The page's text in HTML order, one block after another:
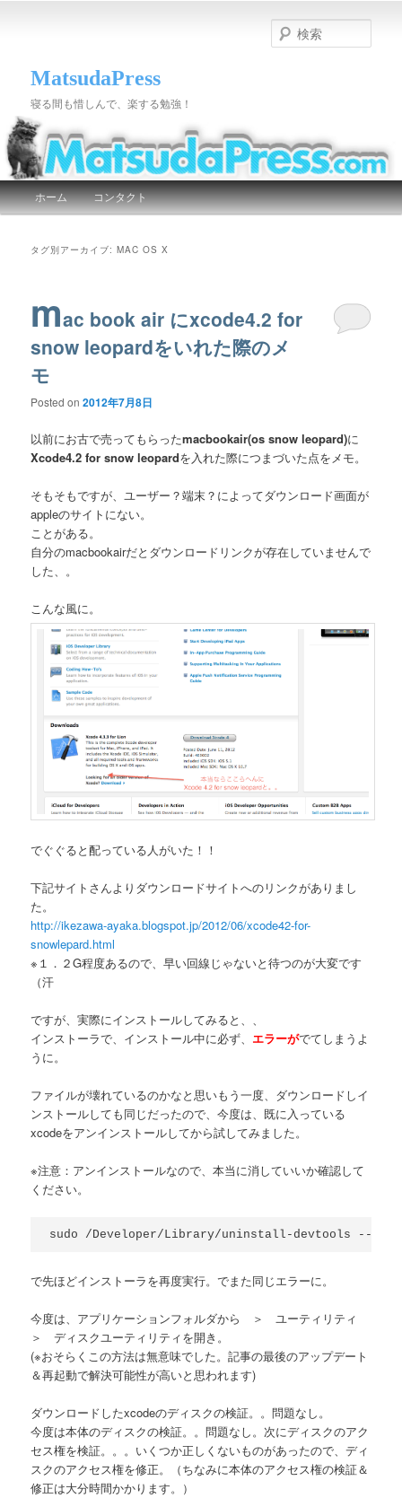
MatsudaPress
寝る間も惜しんで、楽する勉強！
索
メインメニュー
メインコンテンツへ移動
サブコンテンツへ移動
ホーム コンタクト
タグ別アーカイブ:MAC OS X
mac book air にxcode4.2 for
snow leopardをいれた際のメ
モ
Posted on2012年7月8日
以前にお古で売ってもらったmacbookair(os snow leopard)に
Xcode4.2 for snow leopardを入れた際につまづいた点をメモ。
そもそもですが、ユーザー？端末？によってダウンロード画面が
appleのサイトにない。
ことがある。
自分のmacbookairだとダウンロードリンクが存在していませんで
した、。
こんな風に。
でぐぐると配っている人がいた！！
下記サイトさんよりダウンロードサイトへのリンクがありまし
た。
http://ikezawa-ayaka.blogspot.jp/2012/06/xcode42-for-
snowlepard.html
※１．２G程度あるので、早い回線じゃないと待つのが大変です
（汗
ですが、実際にインストールしてみると、、
インストーラで、インストール中に必ず、 エラーがでてしまうよ
うに。
ファイルが壊れているのかなと思いもう一度、ダウンロードしイ
ンストールしても同じだったので、今度は、既に入っている
xcodeをアンインストールしてから試してみました。
※注意：アンインストールなので、本当に消していいか確認して
ください。
sudo /Developer/Library/uninstall-devtools --
で先ほどインストーラを再度実行。でまた同じエラーに。
今度は、アプリケーションフォルダから ＞ ユーティリティ
＞ ディスクユーティリティを開き。
(※おそらくこの方法は無意味でした。記事の最後のアップデート
＆再起動で解決可能性が高いと思われます)
ダウンロードしたxcodeのディスクの検証。。問題なし。
今度は本体のディスクの検証。。問題なし。次にディスクのアク
セス権を検証。。。いくつか正しくないものがあったので、ディ
スクのアクセス権を修正。（ちなみに本体のアクセス権の検証＆
修正は大分時間かかります。）